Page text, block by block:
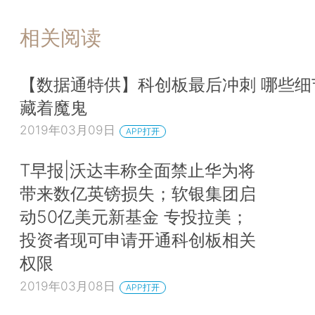
相关阅读
【数据通特供】科创板最后冲刺 哪些
藏着魔鬼
2019年03月09日 APP打开
T早报|沃达丰称全面禁止华为将
带来数亿英镑损失；软银集团启
动50亿美元新基金 专投拉美；
投资者现可申请开通科创板相关
权限
2019年03月08日 APP打开